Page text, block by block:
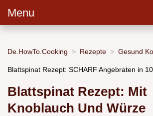
Menu
De.HowTo.Cooking Rezepte Gesund
Blattspinat Rezept: SCHARF Angebraten in
Blattspinat Rezept: Mit
Knoblauch Und Würze